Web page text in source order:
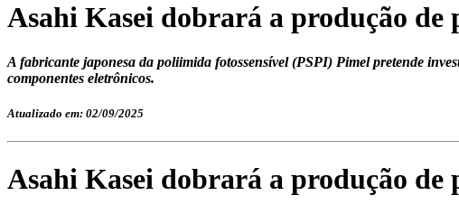
Asahi Kasei dobrará a produção de
A fabricante japonesa da poliimida fotossensível (PSPI) Pimel pretende
componentes eletrônicos.
Atualizado em: 02/09/2025
Asahi Kasei dobrará a produção de